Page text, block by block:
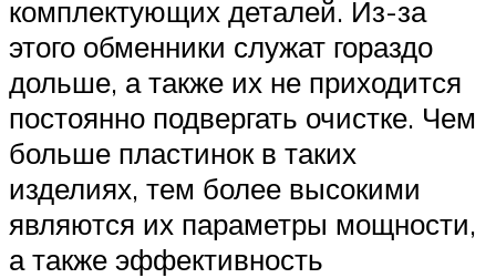
комплектующих деталей. Из-за
этого обменники служат гораздо
дольше, а также их не приходится
постоянно подвергать очистке. Чем
больше пластинок в таких
изделиях, тем более высокими
являются их параметры мощности,
а также эффективность